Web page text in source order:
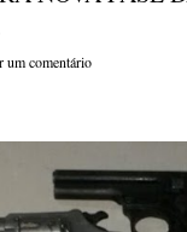
um comentário